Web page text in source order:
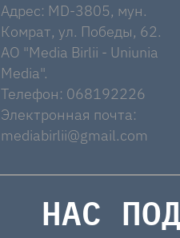
Адрес: MD-3805, мун.
Комрат, ул. Победы, 62.
AO "Media Birlii - Uniunia
Media".
Телефон: 068192226
Электронная почта:
mediabirlii@gmail.com
НАС